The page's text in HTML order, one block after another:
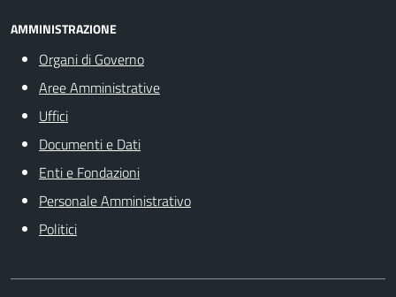
AMMINISTRAZIONE
Organi di Governo
Aree Amministrative
Uffici
Documenti e Dati
Enti e Fondazioni
Personale Amministrativo
Politici